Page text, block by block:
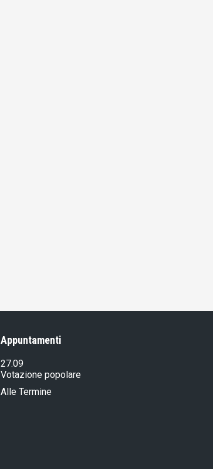
Appuntamenti
27.09
Votazione popolare
Alle Termine